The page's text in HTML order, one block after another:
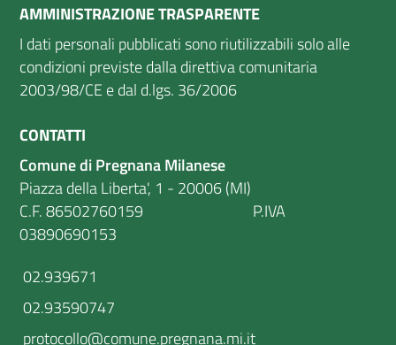
AMMINISTRAZIONE TRASPARENTE
I dati personali pubblicati sono riutilizzabili solo alle
condizioni previste dalla direttiva comunitaria
2003/98/CE e dal d.lgs. 36/2006
CONTATTI
Comune di Pregnana Milanese
Piazza della Liberta', 1 - 20006 (MI)
C.F. 86502760159 P.IVA
03890690153
02.939671
02.93590747
protocollo@comune.pregnana.mi.it